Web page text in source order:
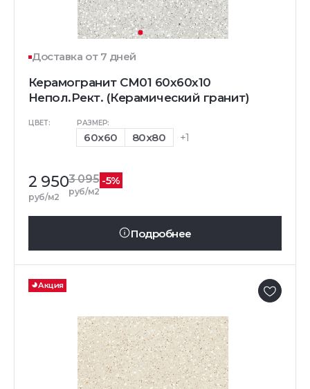
Доставка от 7 дней
Керамогранит CM01 60x60x10
Непол.Рект. (Керамический гранит)
ЦВЕТ: РАЗМЕР:
60x60 80x80 +1
2 950
руб/м2
3 095
руб/м2
-5%
Подробнее
Акция